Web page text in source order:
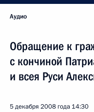
Аудио
Обращение к
с кончиной
и всея Руси
5 декабря 2008 года 14:30